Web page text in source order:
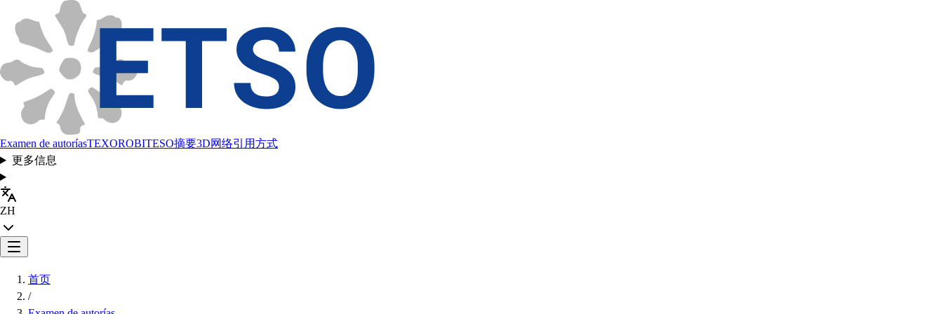
Examen de autoríasTEXOROBITESO摘要3D网络引用方式
更多信息
ZH
首页
/